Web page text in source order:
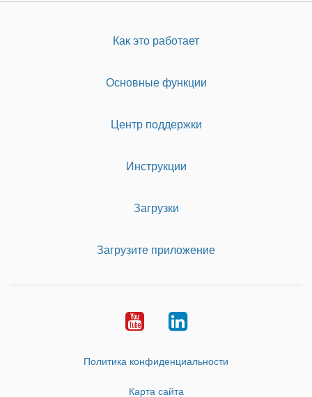
Как это работает
Основные функции
Центр поддержки
Инструкции
Загрузки
Загрузите приложение
YoutubeLinkedIn
Политика конфиденциальности
Карта сайта